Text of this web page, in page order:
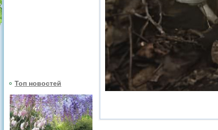
Топ новостей